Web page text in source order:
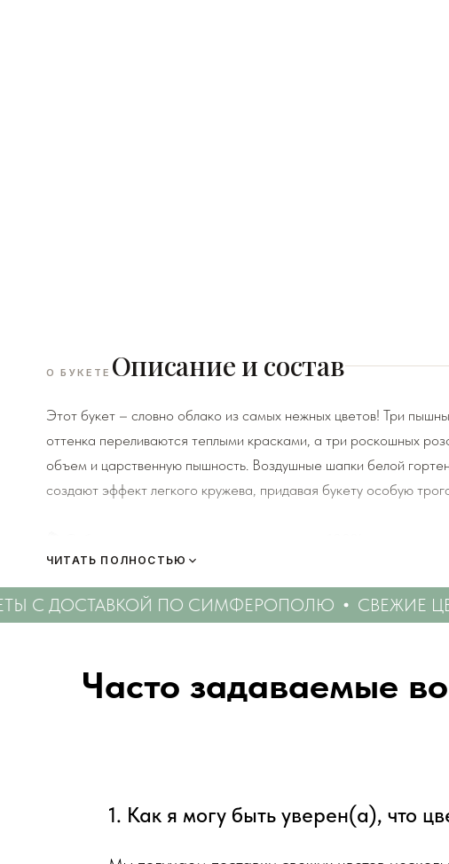
О БУКЕТЕ Описание и состав
Этот букет – словно облако из самых нежных цветов! Три
оттенка переливаются теплыми красками, а три роскошных
объем и царственную пышность. Воздушные шапки белой
создают эффект легкого кружева, придавая букету особую
📷 Пришлём вам фото букета перед отправкой.
🚗 Доставка от 60 минут по Симферополю и окрестностям.
🖤 Упаковка без целлофана, с дизайнерской бумагой.
ЧИТАТЬ ПОЛНОСТЬЮ
С ДОСТАВКОЙ ПО СИМФЕРОПОЛЮ СВЕЖИЕ
Часто задаваемые
1. Как я могу быть уверен(а), что